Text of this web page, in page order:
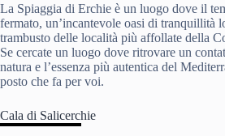
La Spiaggia di Erchie è un luogo dove il
fermato, un’incantevole oasi di tranquillità
trambusto delle località più affollate della
Se cercate un luogo dove ritrovare un
natura e l’essenza più autentica del
posto che fa per voi.
Cala di Salicerchie